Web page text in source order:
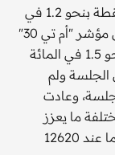
عادت الأسهم السعودية للتراجع لتفقد 159 نقطة بنحو 1.2 في
المائة لتغلق عند 12662 نقطة، بينما انخفض مؤشر "أم تي 30"
الذي يقيس أداء الأسهم القيادية 26 نقطة بنحو 1.5 في المائة
على الجلسة ولم
وعادت
ما يعزز
المسار السلبي للسوق، وستواجه السوق دعما عند 12620